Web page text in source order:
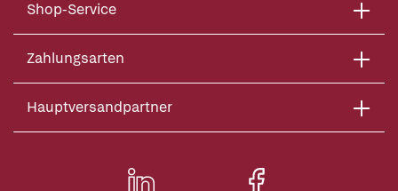
Shop-Service
Zahlungsarten
Hauptversandpartner